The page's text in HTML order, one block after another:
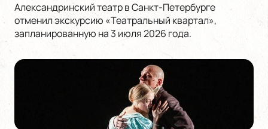
Александринский театр в Санкт-Петербурге
отменил экскурсию «Театральный квартал»,
запланированную на 3 июля 2026 года.